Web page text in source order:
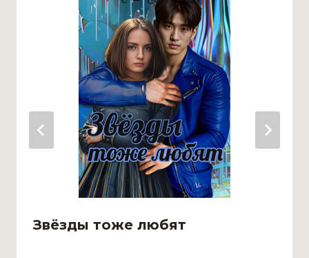
Звёзды тоже любят